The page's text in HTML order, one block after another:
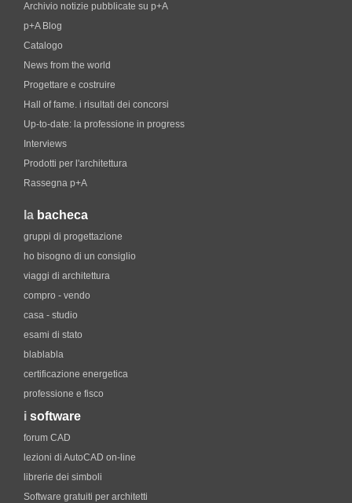
Archivio notizie pubblicate su p+A
p+A Blog
Catalogo
News from the world
Progettare e costruire
Hall of fame. i risultati dei concorsi
Up-to-date: la professione in progress
Interviews
Prodotti per l'architettura
Rassegna p+A
la bacheca
gruppi di progettazione
ho bisogno di un consiglio
viaggi di architettura
compro - vendo
casa - studio
esami di stato
blablabla
certificazione energetica
professione e fisco
i software
forum CAD
lezioni di AutoCAD on-line
librerie dei simboli
Software gratuiti per architetti